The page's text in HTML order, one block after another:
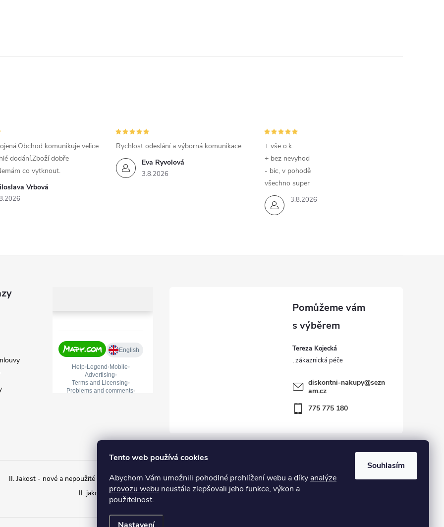
Tento web používá cookies
Abychom Vám umožnili pohodlné prohlížení webu a díky analýze
provozu webu neustále zlepšovali jeho funkce, výkon a
použitelnost.
Souhlasím
Vrbová
komunikuje velice
dodání.Zboží dobře
co vytknout.
Eva Ryvolová
3.8.2026
Rychlost odeslání a výborná komunikace.
3.8.2026
+ vše o.k.
+ bez nevyhod
- bic, v pohodě
všechno super
Tereza Kojecká
diskontni-nakupy@sezn
am.cz
775 775 180
II. Jakost - nové a nepoužité zboží s estetickým poškozením
II. jakost – zboží vráceno zákazníkem ve 14ti denní lhůtě
II. jakost – Použité zboží